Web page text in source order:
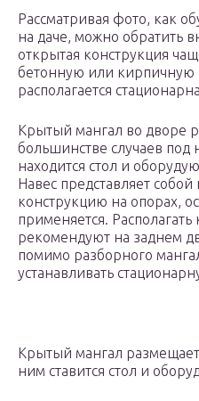
Рассматривая фото, как
на даче, можно обратить
открытая конструкция
бетонную или кирпичную
располагается
Крытый мангал во дворе
большинстве случаев под
находится стол и
Навес представляет
конструкцию на опорах,
применяется.
рекомендуют на заднем
помимо разборного
устанавливать
Крытый мангал
ним ставится стол и